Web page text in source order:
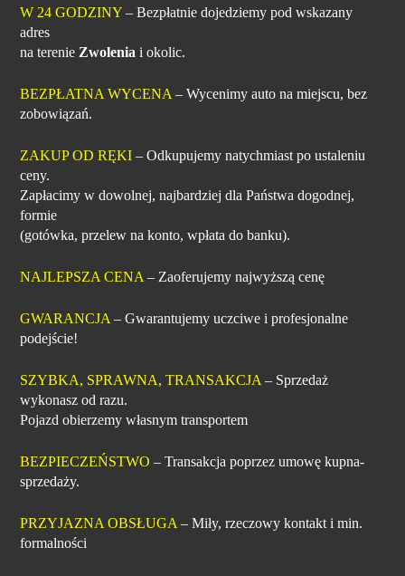
W 24 GODZINY – Bezpłatnie dojedziemy pod wskazany
adres
na terenie Zwolenia i okolic.
BEZPŁATNA WYCENA – Wycenimy auto na miejscu, bez
zobowiązań.
ZAKUP OD RĘKI – Odkupujemy natychmiast po ustaleniu
ceny.
Zapłacimy w dowolnej, najbardziej dla Państwa dogodnej,
formie
(gotówka, przelew na konto, wpłata do banku).
NAJLEPSZA CENA – Zaoferujemy najwyższą cenę
GWARANCJA – Gwarantujemy uczciwe i profesjonalne
podejście!
SZYBKA, SPRAWNA, TRANSAKCJA – Sprzedaż
wykonasz od razu.
Pojazd obierzemy własnym transportem
BEZPIECZEŃSTWO – Transakcja poprzez umowę kupna-
sprzedaży.
PRZYJAZNA OBSŁUGA – Miły, rzeczowy kontakt i min.
formalności